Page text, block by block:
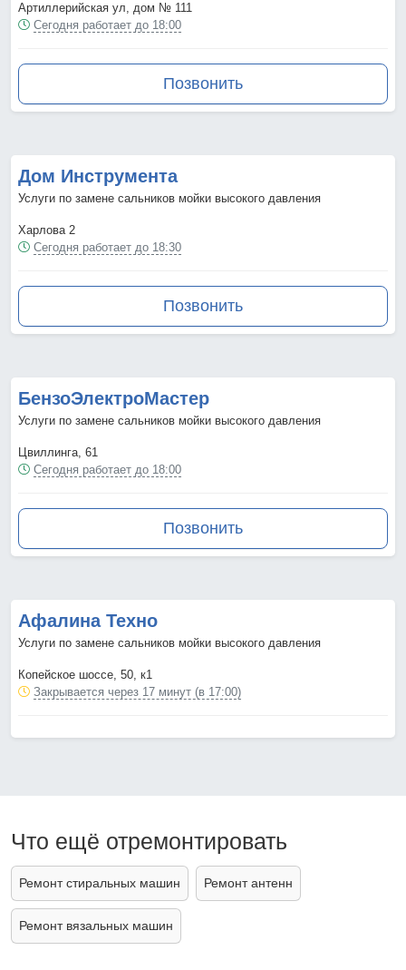
Артиллерийская ул, дом № 111
Сегодня работает до 18:00
Позвонить
Дом Инструмента
Услуги по замене сальников мойки высокого давления
Харлова 2
Сегодня работает до 18:30
Позвонить
БензоЭлектроМастер
Услуги по замене сальников мойки высокого давления
Цвиллинга, 61
Сегодня работает до 18:00
Позвонить
Афалина Техно
Услуги по замене сальников мойки высокого давления
Копейское шоссе, 50, к1
Закрывается через 17 минут (в 17:00)
Что ещё отремонтировать
Ремонт стиральных машин Ремонт антенн
Ремонт вязальных машин